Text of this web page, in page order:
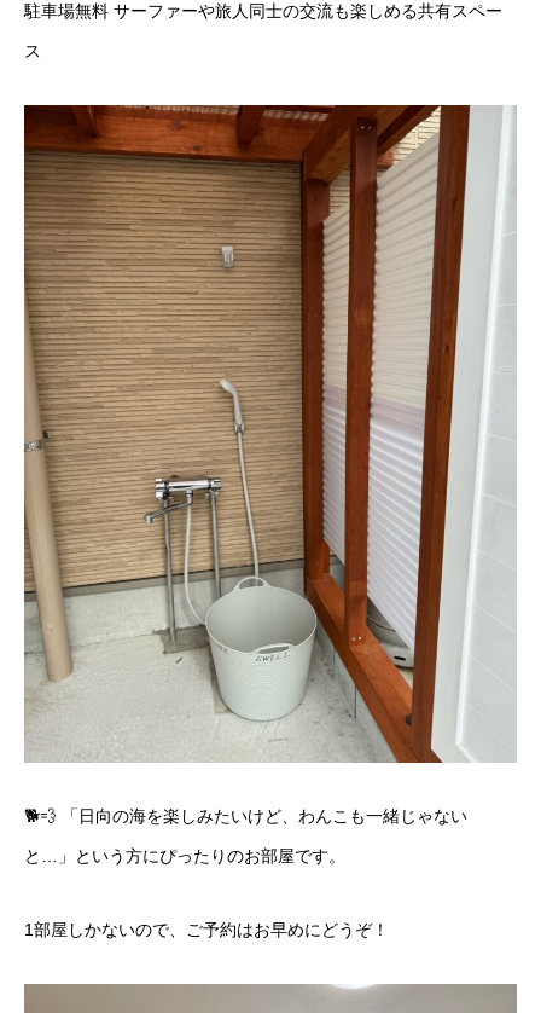
駐車場無料 サーファーや旅人同士の交流も楽しめる共有スペー
ス
🐕💨 「日向の海を楽しみたいけど、わんこも一緒じゃない
と…」という方にぴったりのお部屋です。
1部屋しかないので、ご予約はお早めにどうぞ！